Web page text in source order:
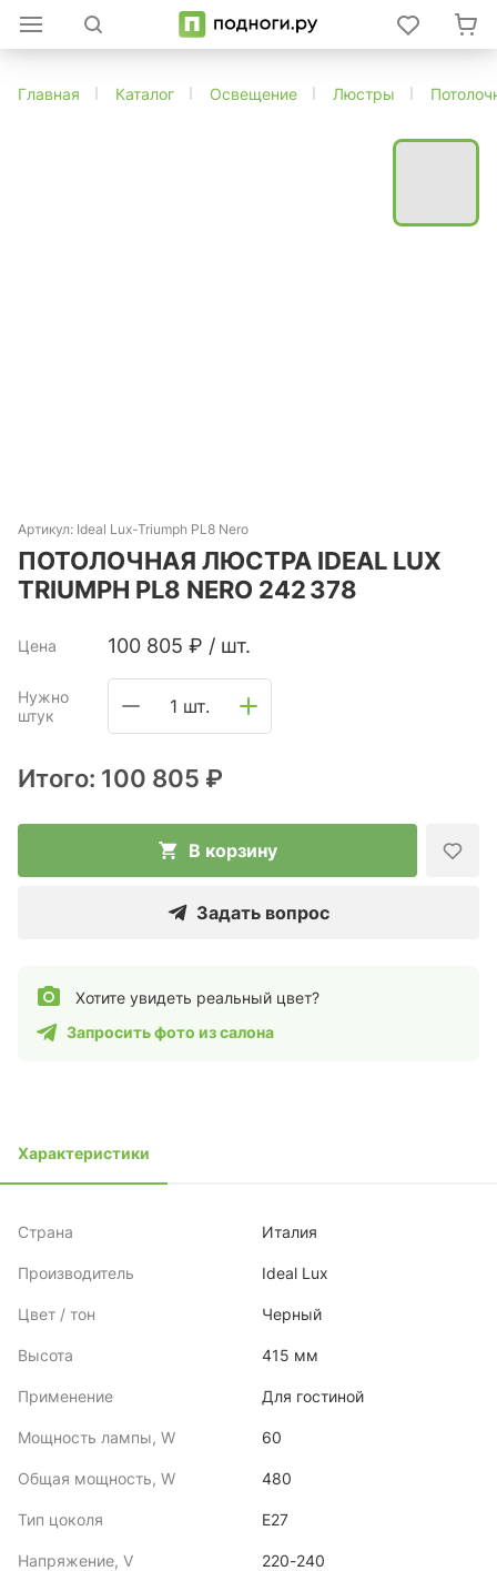
Главная Каталог Освещение Люстры
Артикул: Ideal Lux-Triumph PL8 Nero
ПОТОЛОЧНАЯ ЛЮСТРА IDEAL LUX
TRIUMPH PL8 NERO 242 378
Цена 100 805 ₽ / шт.
Нужно
штук
1 шт.
Итого: 100 805 ₽
В корзину
Задать вопрос
Хотите увидеть реальный цвет?
Запросить фото из салона
Характеристики
Страна Италия
Производитель Ideal Lux
Цвет / тон Черный
Высота 415 мм
Применение Для гостиной
Мощность лампы, W 60
Общая мощность, W 480
Тип цоколя E27
Напряжение, V 220-240